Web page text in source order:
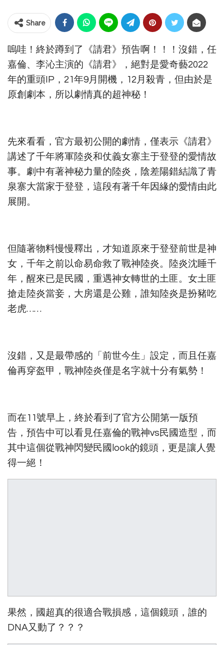
Share
嗚哇！終於蹲到了《請君》預告啊！！！沒錯，任
嘉倫、李沁主演的《請君》，絕對是愛奇藝2022
年的重頭IP，21年9月開機，12月殺青，但由於是
原創劇本，所以劇情真的超神秘！
先來看看，官方最初公開的劇情，僅表示《請君》
講述了千年將軍陸炎和仗義女寨主于登登的愛情故
事。劇中有著神秘力量的陸炎，陰差陽錯結識了青
泉寨大當家于登登，這段有著千年因緣的愛情由此
展開。
但隨著物料慢慢釋出，才知道原來于登登前世是神
女，千年之前以命易命救了戰神陸炎。陸炎沈睡千
年，醒來已是民國，重遇神女轉世的土匪。女土匪
搶走陸炎當妾，大房還是公雞，誰知陸炎是扮豬吃
老虎……
沒錯，又是最帶感的「前世今生」設定，而且任嘉
倫再穿盔甲，戰神陸炎僅是名字就十分有氣勢！
而在11號早上，終於看到了官方公開第一版預
告，預告中可以看見任嘉倫的戰神vs民國造型，而
其中這個從戰神閃變民國look的鏡頭，更是讓人覺
得一絕！
果然，國超真的很適合戰損感，這個鏡頭，誰的
DNA又動了？？？